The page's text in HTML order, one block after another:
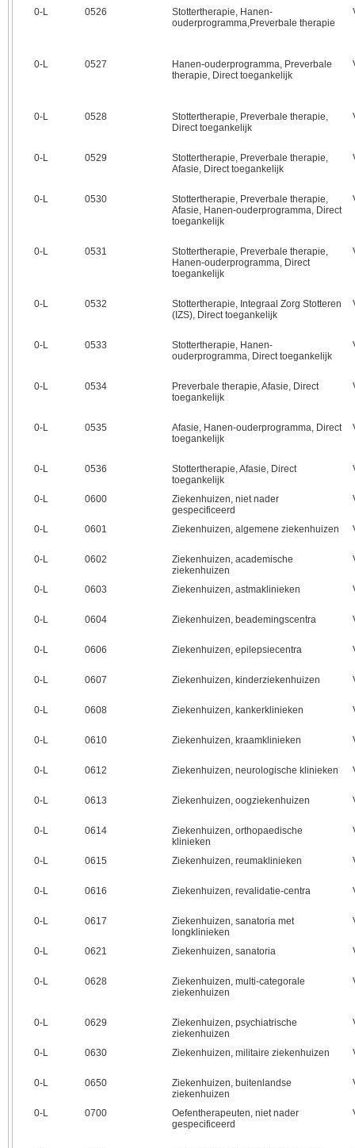
0‑L 0526
Stottertherapie, Hanen-
ouderprogramma,Preverbale therapie
0‑L 0527
Hanen-ouderprogramma, Preverbale
therapie, Direct toegankelijk
0‑L 0528
Stottertherapie, Preverbale therapie,
Direct toegankelijk
0‑L 0529
Stottertherapie, Preverbale therapie,
Afasie, Direct toegankelijk
0‑L 0530
Stottertherapie, Preverbale therapie,
Afasie, Hanen-ouderprogramma, Direct
toegankelijk
0‑L 0531
Stottertherapie, Preverbale therapie,
Hanen-ouderprogramma, Direct
toegankelijk
0‑L 0532
Stottertherapie, Integraal Zorg Stotteren
(IZS), Direct toegankelijk
0‑L 0533
Stottertherapie, Hanen-
ouderprogramma, Direct toegankelijk
0‑L 0534
Preverbale therapie, Afasie, Direct
toegankelijk
0‑L 0535
Afasie, Hanen-ouderprogramma, Direct
toegankelijk
0‑L 0536
Stottertherapie, Afasie, Direct
toegankelijk
0‑L 0600
Ziekenhuizen, niet nader
gespecificeerd
0‑L 0601 Ziekenhuizen, algemene ziekenhuizen
0‑L 0602
Ziekenhuizen, academische
ziekenhuizen
0‑L 0603 Ziekenhuizen, astmaklinieken
0‑L 0604 Ziekenhuizen, beademingscentra
0‑L 0606 Ziekenhuizen, epilepsiecentra
0‑L 0607 Ziekenhuizen, kinderziekenhuizen
0‑L 0608 Ziekenhuizen, kankerklinieken
0‑L 0610 Ziekenhuizen, kraamklinieken
0‑L 0612 Ziekenhuizen, neurologische klinieken
0‑L 0613 Ziekenhuizen, oogziekenhuizen
0‑L 0614
Ziekenhuizen, orthopaedische
klinieken
0‑L 0615 Ziekenhuizen, reumaklinieken
0‑L 0616 Ziekenhuizen, revalidatie-centra
0‑L 0617
Ziekenhuizen, sanatoria met
longklinieken
0‑L 0621 Ziekenhuizen, sanatoria
0‑L 0628
Ziekenhuizen, multi-categorale
ziekenhuizen
0‑L 0629
Ziekenhuizen, psychiatrische
ziekenhuizen
0‑L 0630 Ziekenhuizen, militaire ziekenhuizen
0‑L 0650
Ziekenhuizen, buitenlandse
ziekenhuizen
0‑L 0700
Oefentherapeuten, niet nader
gespecificeerd